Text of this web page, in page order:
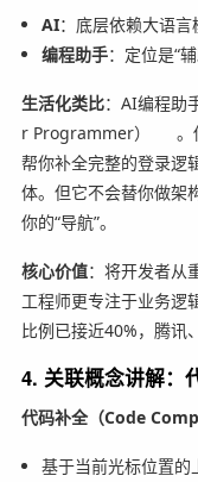
AI：底层依赖大语言
编程助手：定位是“
生活化类比：AI编程助
r Programmer）
。
帮你补全完整的登录逻
体。但它不会替你做
你的“导航”。
核心价值：将开发者从
工程师更专注于业务逻
比例已接近40%，腾讯
4. 关联概念讲解：
代码补全（Code
基于当前光标位置的